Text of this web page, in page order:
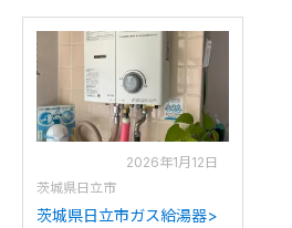
2026年1月12日
茨城県日立市
茨城県日立市ガス給湯器>